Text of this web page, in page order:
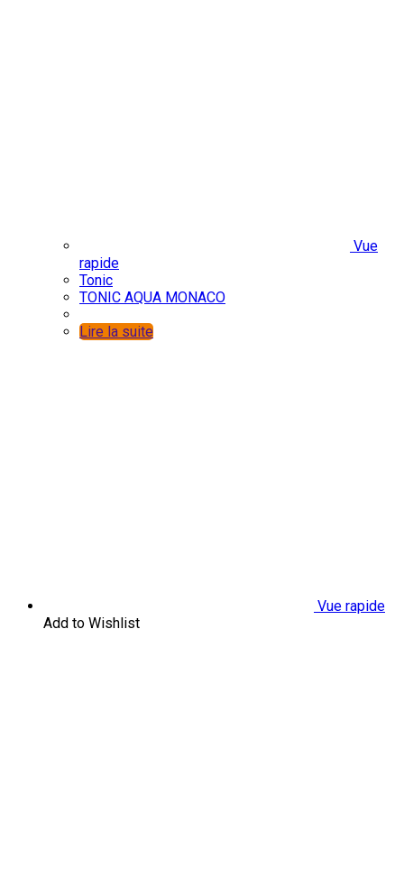
Vue
rapide
Tonic
TONIC AQUA MONACO
Lire la suite
Vue rapide
Add to Wishlist